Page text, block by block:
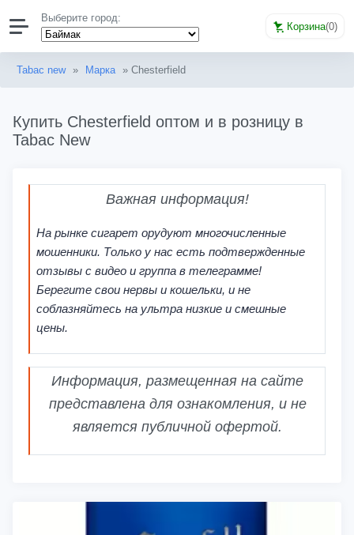
Выберите город:
Корзина(0)
Tabac new » Марка » Chesterfield
Купить Chesterfield оптом и в розницу в
Tabac New
Важная информация!
На рынке сигарет орудуют многочисленные
мошенники. Только у нас есть подтвержденные
отзывы с видео и группа в телеграмме!
Берегите свои нервы и кошельки, и не
соблазняйтесь на ультра низкие и смешные
цены.
Информация, размещенная на сайте
представлена для ознакомления, и не
является публичной офертой.